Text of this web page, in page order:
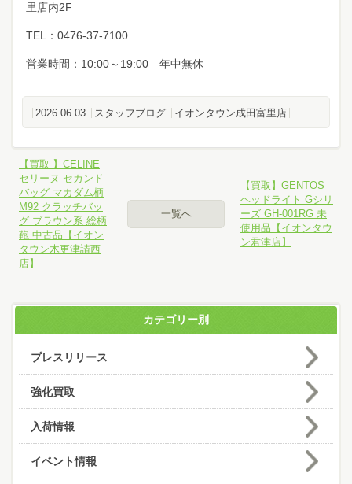
里店内2F
TEL：0476-37-7100
営業時間：10:00～19:00 年中無休
2026.06.03 スタッフブログ イオンタウン成田富里店
【買取 】CELINE
セリーヌ セカンド
バッグ マカダム柄
M92 クラッチバッ
グ ブラウン系 総柄
鞄 中古品【イオン
タウン木更津請西
店】
一覧へ
【買取】GENTOS
ヘッドライト Gシリ
ーズ GH-001RG 未
使用品【イオンタウ
ン君津店】
カテゴリー別
プレスリリース
強化買取
入荷情報
イベント情報